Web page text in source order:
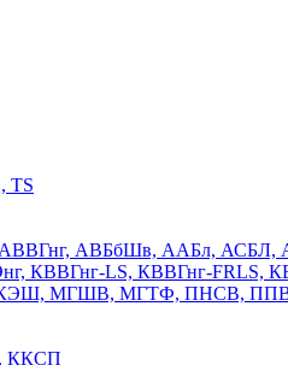
TS
АВБбШв, ААБл, АСБЛ,
КВВГнг-LS, КВВГнг-FRLS,
МГШВ, МГТФ, ПНСВ,
ККСП